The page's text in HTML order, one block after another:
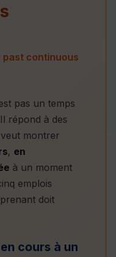
past continuous
pas un temps
répond à des
montrer
, en
à un moment
emplois
doit
cours à un